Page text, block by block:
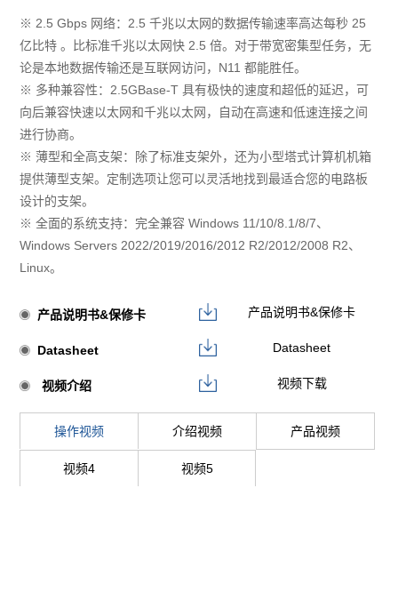
※ 2.5 Gbps 网络：2.5 千兆以太网的数据传输速率高达每秒 25
亿比特 。比标准千兆以太网快 2.5 倍。对于带宽密集型任务，无
论是本地数据传输还是互联网访问，N11 都能胜任。
※ 多种兼容性：2.5GBase-T 具有极快的速度和超低的延迟，可
向后兼容快速以太网和千兆以太网，自动在高速和低速连接之间
进行协商。
※ 薄型和全高支架：除了标准支架外，还为小型塔式计算机机箱
提供薄型支架。定制选项让您可以灵活地找到最适合您的电路板
设计的支架。
※ 全面的系统支持：完全兼容 Windows 11/10/8.1/8/7、
Windows Servers 2022/2019/2016/2012 R2/2012/2008 R2、
Linux。
产品说明书&保修卡 产品说明书&保修卡
Datasheet Datasheet
视频介绍 视频下载
操作视频 介绍视频 产品视频
视频4 视频5